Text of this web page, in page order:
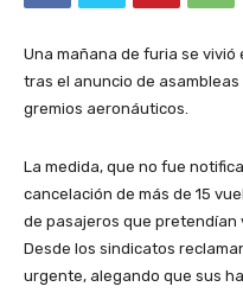
Una mañana de furia se
tras el anuncio de
gremios aeronáuticos.
La medida, que no fue
cancelación de más de 15
de pasajeros que pretendían
Desde los sindicatos
urgente, alegando que sus